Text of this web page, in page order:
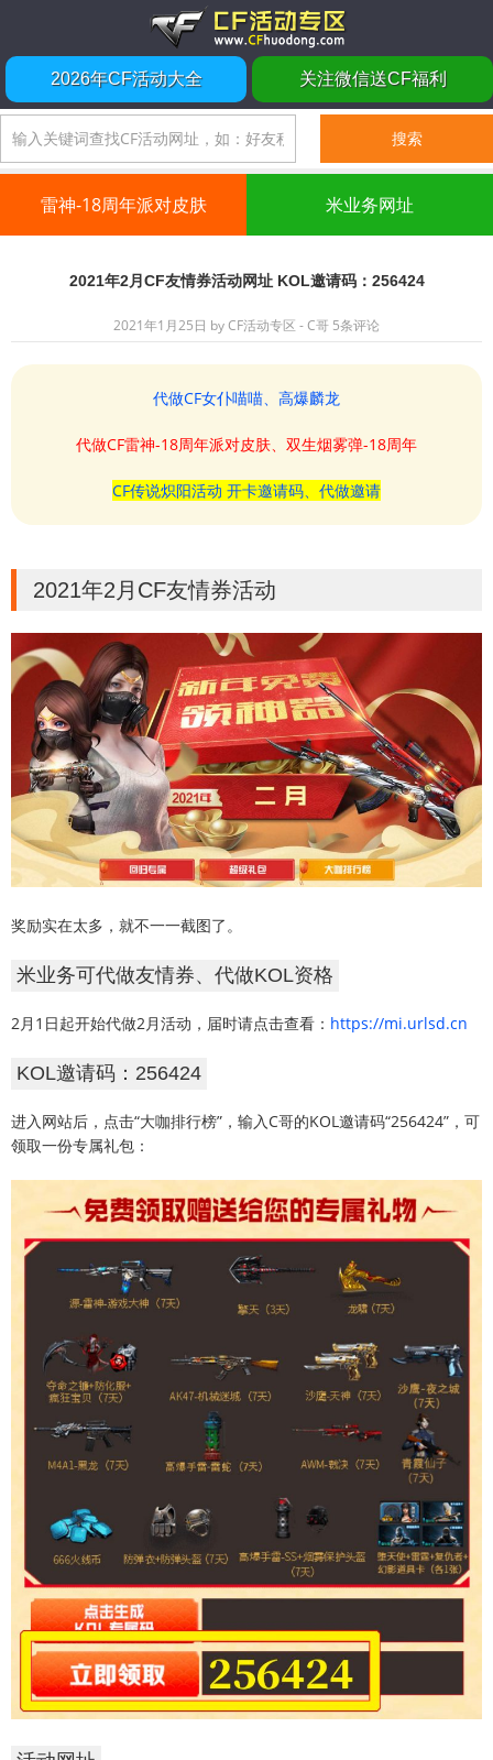
2026年CF活动大全 关注微信送CF福利
雷神-18周年派对皮肤 米业务网址
2021年2月CF友情券活动网址 KOL邀请码：256424
2021年1月25日 byCF活动专区 - C哥 5条评论
代做CF女仆喵喵、高爆麟龙
代做CF雷神-18周年派对皮肤、双生烟雾弹-18周年
CF传说炽阳活动 开卡邀请码、代做邀请
2021年2月CF友情券活动
奖励实在太多，就不一一截图了。
米业务可代做友情券、代做KOL资格
2月1日起开始代做2月活动，届时请点击查看： https://mi.urlsd.cn
KOL邀请码：256424
进入网站后，点击“大咖排行榜”，输入C哥的KOL邀请码“256424”，可
领取一份专属礼包：